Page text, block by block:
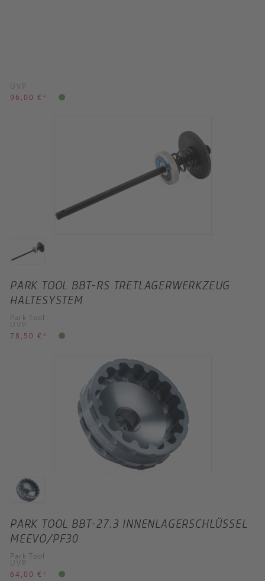
UVP
96,00 € *
PARK TOOL BBT-RS TRETLAGERWERKZEUG
HALTESYSTEM
Park Tool
UVP
78,50 € *
PARK TOOL BBT-27.3 INNENLAGERSCHLÜSSEL
MEEVO/PF30
Park Tool
UVP
64,00 € *